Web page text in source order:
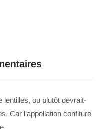
lentilles, ou plutôt devrait-
Car l’appellation confiture